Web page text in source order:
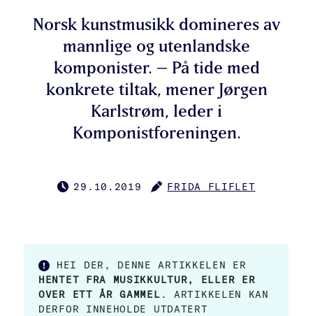
Norsk kunstmusikk domineres av
mannlige og utenlandske
komponister. – På tide med
konkrete tiltak, mener Jørgen
Karlstrøm, leder i
Komponistforeningen.
PUBLISERT
29.10.2019
FORFATTER
FRIDA FLIFLET
HEI DER, DENNE ARTIKKELEN ER
HENTET FRA MUSIKKULTUR, ELLER ER
OVER ETT ÅR GAMMEL . ARTIKKELEN KAN
DERFOR INNEHOLDE UTDATERT